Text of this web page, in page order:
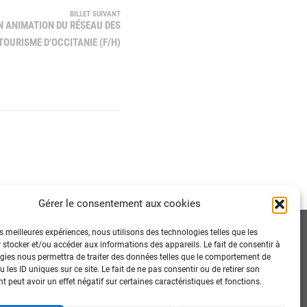
Gérer le consentement aux cookies
meilleures expériences, nous utilisons des technologies telles que les
stocker et/ou accéder aux informations des appareils. Le fait de consentir à
nous permettra de traiter des données telles que le comportement de
les ID uniques sur ce site. Le fait de ne pas consentir ou de retirer son
peut avoir un effet négatif sur certaines caractéristiques et fonctions.
BILLET SUIVANT
ANIMATION DU RÉSEAU DES
D’OCCITANIE (F/H)